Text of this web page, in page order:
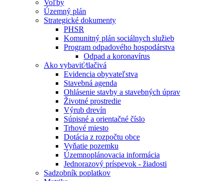
Voľby
Územný plán
Strategické dokumenty
PHSR
Komunitný plán sociálnych služieb
Program odpadového hospodárstva
Odpad a koronavírus
Ako vybaviť⁄tlačivá
Evidencia obyvateľstva
Stavebná agenda
Ohlásenie stavby a stavebných úprav
Životné prostredie
Výrub drevín
Súpisné a orientačné číslo
Trhové miesto
Dotácia z rozpočtu obce
Vyňatie pozemku
Územnoplánovacia informácia
Jednorazový príspevok - žiadosti
Sadzobník poplatkov